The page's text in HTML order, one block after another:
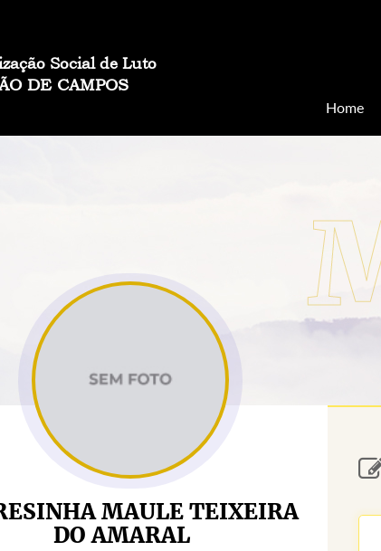
JOÃO DE CAMPOS
Organização Social de Luto
Home
MAULE TEIXEIRA
DO AMARAL